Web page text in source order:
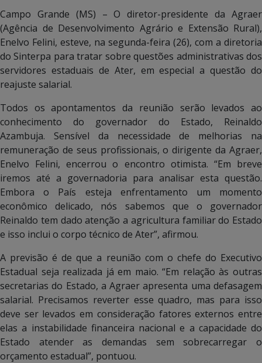
Campo Grande (MS) – O diretor-presidente da Agraer
(Agência de Desenvolvimento Agrário e Extensão Rural),
Enelvo Felini, esteve, na segunda-feira (26), com a diretoria
do Sinterpa para tratar sobre questões administrativas dos
servidores estaduais de Ater, em especial a questão do
reajuste salarial.
Todos os apontamentos da reunião serão levados ao
conhecimento do governador do Estado, Reinaldo
Azambuja. Sensível da necessidade de melhorias na
remuneração de seus profissionais, o dirigente da Agraer,
Enelvo Felini, encerrou o encontro otimista. “Em breve
iremos até a governadoria para analisar esta questão.
Embora o País esteja enfrentamento um momento
econômico delicado, nós sabemos que o governador
Reinaldo tem dado atenção a agricultura familiar do Estado
e isso inclui o corpo técnico de Ater”, afirmou.
A previsão é de que a reunião com o chefe do Executivo
Estadual seja realizada já em maio. “Em relação às outras
secretarias do Estado, a Agraer apresenta uma defasagem
salarial. Precisamos reverter esse quadro, mas para isso
deve ser levados em consideração fatores externos entre
elas a instabilidade financeira nacional e a capacidade do
Estado atender as demandas sem sobrecarregar o
orçamento estadual”, pontuou.